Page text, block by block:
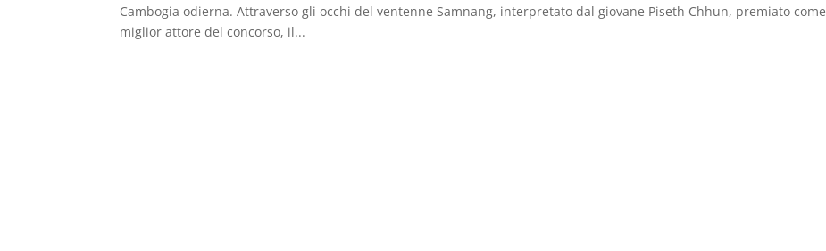
Cambogia odierna. Attraverso gli occhi del ventenne Samnang, interpretato dal giovane Piseth Chhun, premiato come
miglior attore del concorso, il...